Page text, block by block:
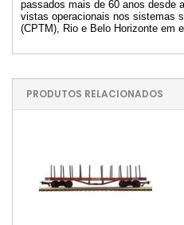
passados mais de 60 anos desde
vistas operacionais nos sistemas
(CPTM), Rio e Belo Horizonte em
PRODUTOS RELACIONADOS